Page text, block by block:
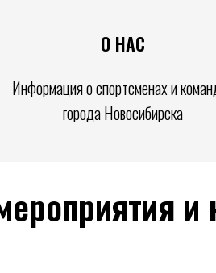
О НАС
Информация о спортсменах и
города Новосибирска
и